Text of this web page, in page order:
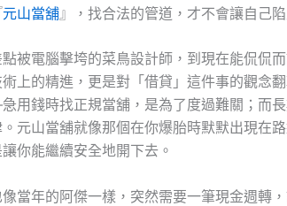
元山當舖』，找合法的管道，才不會讓自己陷
被電腦擊垮的菜鳥設計師，到現在能侃侃
上的精進，更是對「借貸」這件事的觀念
用錢時找正規當舖，是為了度過難關；而
元山當舖就像那個在你爆胎時默默出現在
你能繼續安全地開下去。
當年的阿傑一樣，突然需要一筆現金週轉